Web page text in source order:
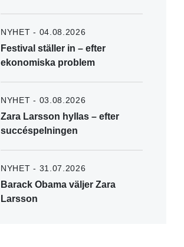
NYHET - 04.08.2026
Festival ställer in – efter
ekonomiska problem
NYHET - 03.08.2026
Zara Larsson hyllas – efter
succéspelningen
NYHET - 31.07.2026
Barack Obama väljer Zara
Larsson